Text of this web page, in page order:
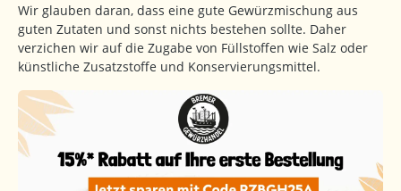
Wir glauben daran, dass eine gute Gewürzmischung aus
guten Zutaten und sonst nichts bestehen sollte. Daher
verzichen wir auf die Zugabe von Füllstoffen wie Salz oder
künstliche Zusatzstoffe und Konservierungsmittel.